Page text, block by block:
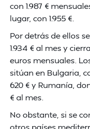
con 1.987 €
lugar, con 1.955 €.
Por detrás de ellos
1.934 € al mes y
euros mensuales.
sitúan en Bulgaria,
620 € y Rumanía,
€ al mes.
No obstante, si se
otros países